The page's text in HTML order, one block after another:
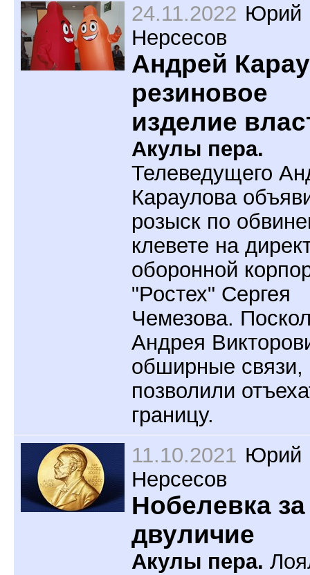
24.11.2022 Юрий
Нерсесов
Андрей
резиновое
изделие
Акулы пера.
Телеведущего
Караулова
розыск по
клевете на
оборонной
"Ростех" Сергея
Чемезова.
Андрея
обширные связи,
позволили
границу.
11.10.2021 Юрий
Нерсесов
Нобелевка за
двуличие
Акулы пера.